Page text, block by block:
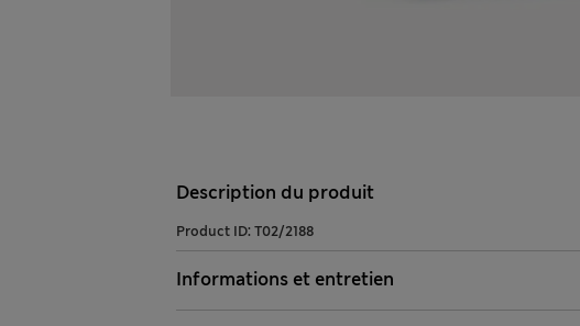
Description du produit
Product ID: T02/2188
Informations et entretien